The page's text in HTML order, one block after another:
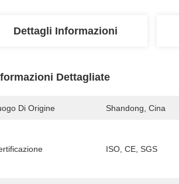
Dettagli Informazioni
Dettagliate
Di Origine Shandong, Cina
ISO, CE, SGS